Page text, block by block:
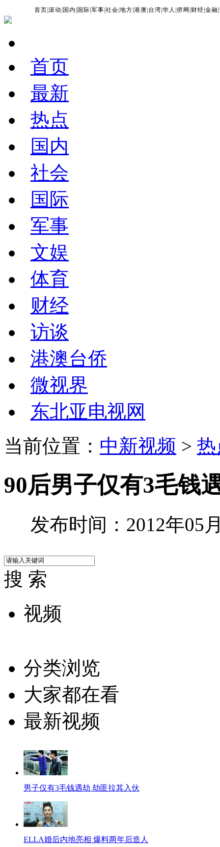
首页 |滚动 国内 国际 |军事 |社会 |地方 |港澳 台湾 |华人 |侨网 财经 |金融 |
首页
最新
热点
国内
社会
国际
军事
文娱
体育
财经
访谈
港澳台侨
微视界
东北亚电视网
当前位置： 中新视频 >
90后男子仅有3毛钱
发布时间：2012年05
搜 索
视频
分类浏览
大家都在看
最新视频
男子仅有3毛钱遇劫 劫匪拉其入伙
ELLA婚后内地亮相 爆料两年后造人